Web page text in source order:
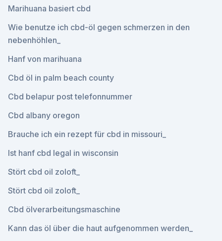
Marihuana basiert cbd
Wie benutze ich cbd-öl gegen schmerzen in den
nebenhöhlen_
Hanf von marihuana
Cbd öl in palm beach county
Cbd belapur post telefonnummer
Cbd albany oregon
Brauche ich ein rezept für cbd in missouri_
Ist hanf cbd legal in wisconsin
Stört cbd oil zoloft_
Stört cbd oil zoloft_
Cbd ölverarbeitungsmaschine
Kann das öl über die haut aufgenommen werden_